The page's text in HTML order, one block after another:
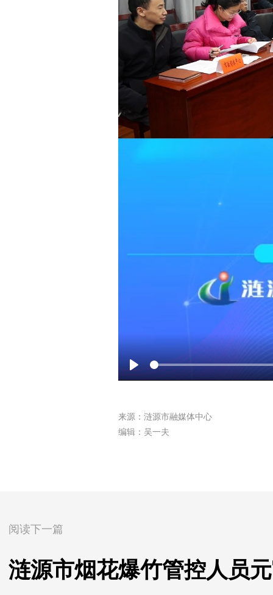
Play
来源：涟源市融媒体中心
编辑：吴一夫
阅读下一篇
涟源市烟花爆竹管控人员